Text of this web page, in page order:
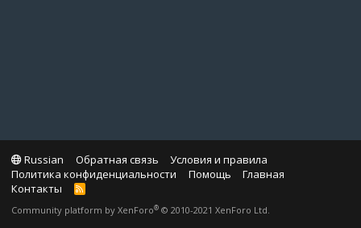
Russian Обратная связь
Условия и правила
Политика конфиденциальности
Помощь
Главная
Контакты
R
S
Community platform by XenForo® © 2010-2021 XenForo Ltd.